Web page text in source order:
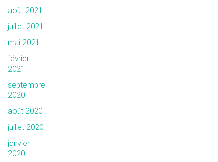
août 2021
juillet 2021
mai 2021
février
2021
septembre
2020
août 2020
juillet 2020
janvier
2020